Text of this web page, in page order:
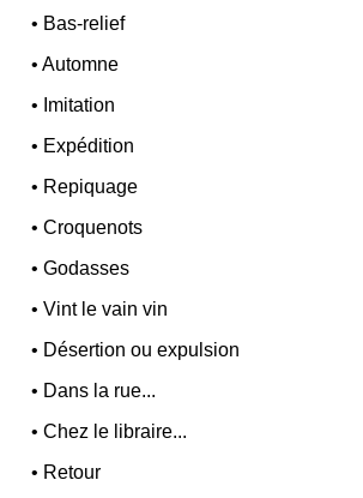
• Bas-relief
•Automne
• Imitation
• Expédition
• Repiquage
•Croquenots
•Godasses
•Vint le vain vin
• Désertion ou expulsion
• Dans la rue...
•Chez le libraire...
• Retour